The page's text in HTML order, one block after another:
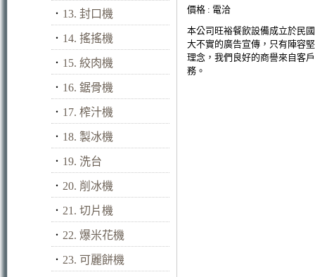
． 13. 封口機
． 14. 搖搖機
． 15. 絞肉機
． 16. 鋸骨機
． 17. 榨汁機
． 18. 製冰機
． 19. 洗台
． 20. 削冰機
． 21. 切片機
． 22. 爆米花機
． 23. 可麗餅機
價格 : 電洽
本公司旺裕餐飲設備成立於民
大不實的廣告宣傳，只有陣容
理念，我們良好的商譽來自客
務。